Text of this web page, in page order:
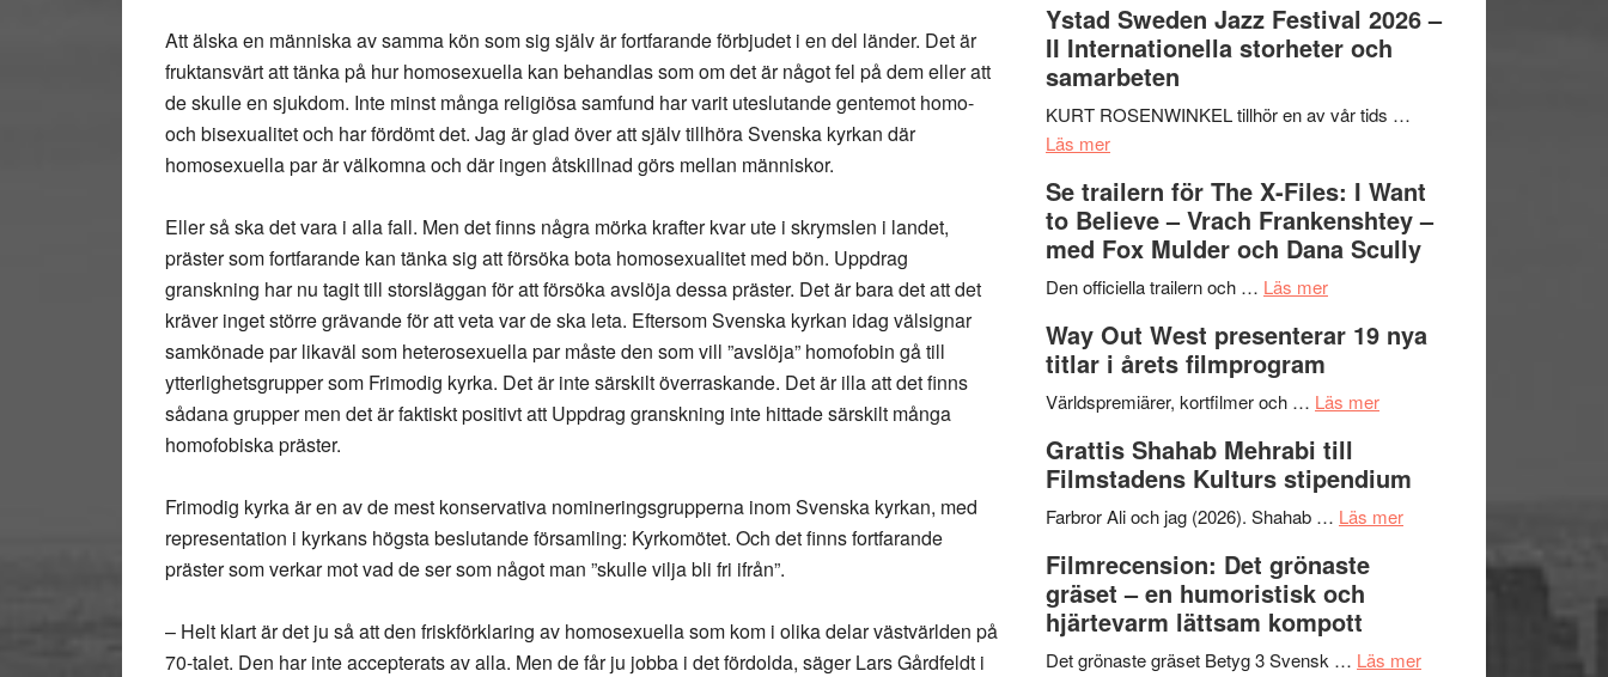
Att älska en människa av samma kön som sig själv är fortfarande förbjudet i en del länder. Det är
fruktansvärt att tänka på hur homosexuella kan behandlas som om det är något fel på dem eller att
de skulle en sjukdom. Inte minst många religiösa samfund har varit uteslutande gentemot homo-
och bisexualitet och har fördömt det. Jag är glad över att själv tillhöra Svenska kyrkan där
homosexuella par är välkomna och där ingen åtskillnad görs mellan människor.
Eller så ska det vara i alla fall. Men det finns några mörka krafter kvar ute i skrymslen i landet,
präster som fortfarande kan tänka sig att försöka bota homosexualitet med bön. Uppdrag
granskning har nu tagit till storsläggan för att försöka avslöja dessa präster. Det är bara det att det
kräver inget större grävande för att veta var de ska leta. Eftersom Svenska kyrkan idag välsignar
samkönade par likaväl som heterosexuella par måste den som vill ”avslöja” homofobin gå till
ytterlighetsgrupper som Frimodig kyrka. Det är inte särskilt överraskande. Det är illa att det finns
sådana grupper men det är faktiskt positivt att Uppdrag granskning inte hittade särskilt många
homofobiska präster.
Frimodig kyrka är en av de mest konservativa nomineringsgrupperna inom Svenska kyrkan, med
representation i kyrkans högsta beslutande församling: Kyrkomötet. Och det finns fortfarande
präster som verkar mot vad de ser som något man ”skulle vilja bli fri ifrån”.
– Helt klart är det ju så att den friskförklaring av homosexuella som kom i olika delar västvärlden på
70-talet. Den har inte accepterats av alla. Men de får ju jobba i det fördolda, säger Lars Gårdfeldt i
Ystad Sweden Jazz Festival 2026 –
II Internationella storheter och
samarbeten
KURT ROSENWINKEL tillhör en av vår tids …
Läs merom
Sweden
Jazz
Festival
2026
II
Internationella
storheter
samarbeten
Se trailern för The X-Files: I Want
to Believe – Vrach Frankenshtey –
med Fox Mulder och Dana Scully
Den officiella trailern och … Läs merom
trailern
The
Files:
I
Want
Believe
–
Vrach
Frankenshtey
Way Out West presenterar 19 nya
titlar i årets filmprogram
Världspremiärer, kortfilmer och … Läs merom
West
presenterar
årets
Grattis Shahab Mehrabi till
Filmstadens Kulturs stipendium
Farbror Ali och jag (2026). Shahab … Läs merom
Filmstadens
Filmrecension: Det grönaste
gräset – en humoristisk och
hjärtevarm lättsam kompott
Det grönaste gräset Betyg 3 Svensk … Läs merom